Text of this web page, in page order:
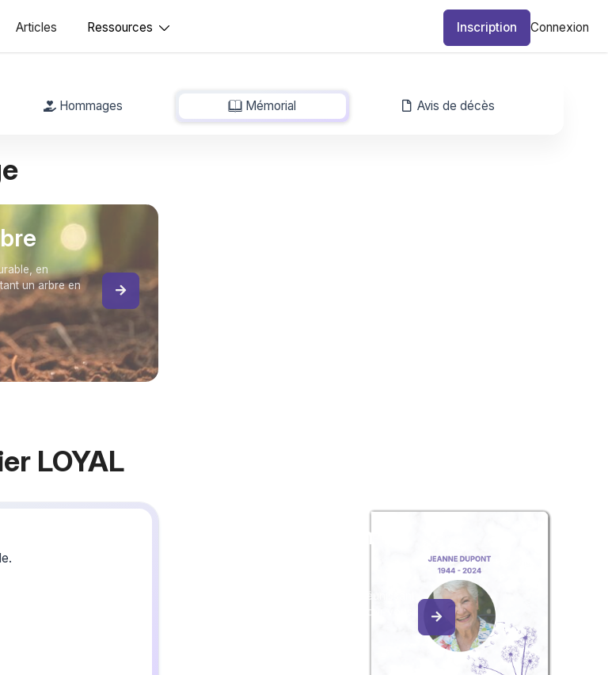
Articles Ressources Inscription Connexion
Hommages Mémorial Avis de décès
-
en
un arbre en
LOYAL
Créez un album
Créez un album collaboratif en réunissant
les hommages à Didier LOYAL, pour vous